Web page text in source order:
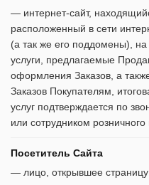
— интернет-сайт,
расположенный в сети
(а так же его поддомены),
услуги, предлагаемые
оформления Заказов, а
Заказов Покупателям,
услуг подтверждается по
или сотрудником
Посетитель Сайта
— лицо, открывшее страницу